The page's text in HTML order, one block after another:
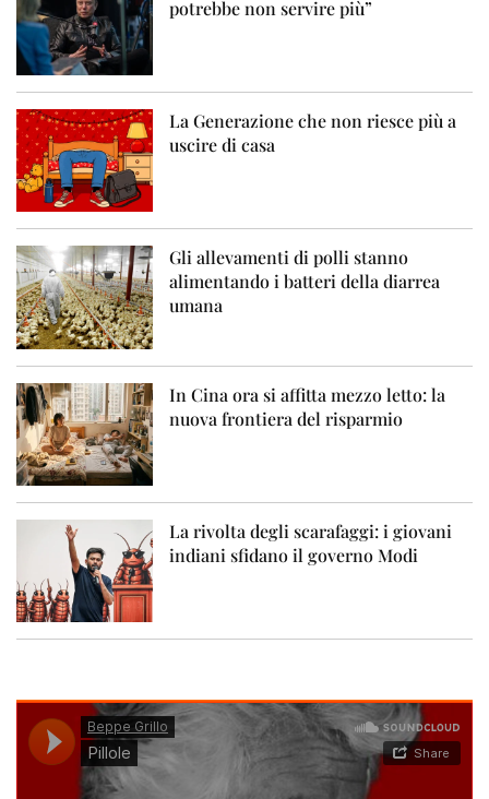
potrebbe non servire più”
La Generazione che non riesce più a
uscire di casa
Gli allevamenti di polli stanno
alimentando i batteri della diarrea
umana
In Cina ora si affitta mezzo letto: la
nuova frontiera del risparmio
La rivolta degli scarafaggi: i giovani
indiani sfidano il governo Modi